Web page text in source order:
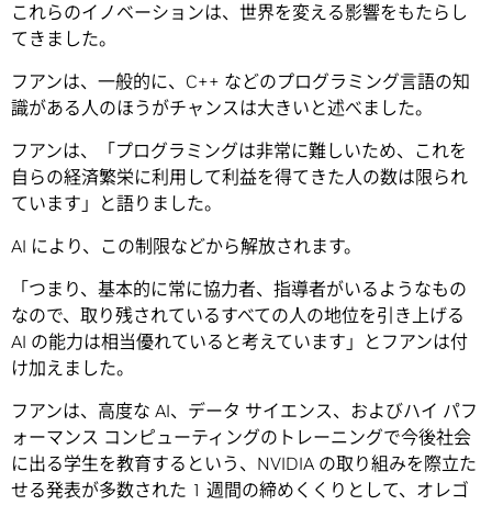
これらのイノベーションは、世界を変える影響をもたらし
てきました。
フアンは、一般的に、C++ などのプログラミング言語の知
識がある人のほうがチャンスは大きいと述べました。
フアンは、「プログラミングは非常に難しいため、これを
自らの経済繁栄に利用して利益を得てきた人の数は限られ
ています」と語りました。
AI により、この制限などから解放されます。
「つまり、基本的に常に協力者、指導者がいるようなもの
なので、取り残されているすべての人の地位を引き上げる
AI の能力は相当優れていると考えています」とフアンは付
け加えました。
フアンは、高度な AI、データ サイエンス、およびハイ パフ
ォーマンス コンピューティングのトレーニングで今後社会
に出る学生を教育するという、NVIDIA の取り組みを際立た
せる発表が多数された 1 週間の締めくくりとして、オレゴ